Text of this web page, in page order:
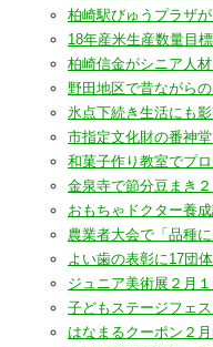
柏崎駅びゅうプラザ
18年産米生産数量目
柏崎信金がシニア人
野田地区で昔ながら
氷点下続き生活にも
市指定文化財の番神
和菓子作り教室でプ
金泉寺で節分豆まき
おもちゃドクター養
農業者大会で「品種
よい歯の表彰に17団
ジュニア美術展２月
子どもステージフェ
はなまるクーポン２